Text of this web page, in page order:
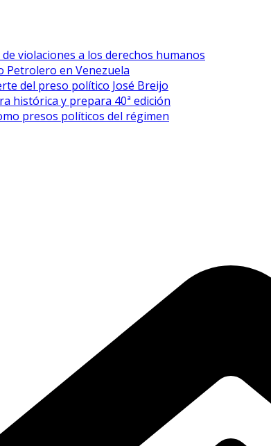
violaciones a los derechos humanos
Petrolero en Venezuela
del preso político José Breijo
histórica y prepara 40ª edición
presos políticos del régimen